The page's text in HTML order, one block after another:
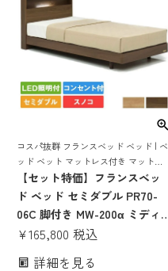
コスパ抜群 フランスベッド ベッド | ベ
ッド ベット マットレス付き マットレ
スセット 70周年 脚付き スノコ すのこ
すのこベッド 宮付き 宮 棚 コンセント
付き 照明付き
【セット特価】フランスベッ
ド ベッド セミダブル PR70-
06C 脚付き MW-200α ミディ
アムソフト | 正規品 フランス
¥165,800 税込
詳細を見る